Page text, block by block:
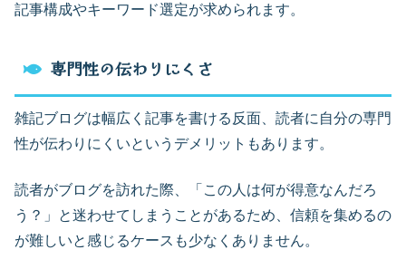
記事構成やキーワード選定が求められます。
専門性の伝わりにくさ
雑記ブログは幅広く記事を書ける反面、読者に自分の専門
性が伝わりにくいというデメリットもあります。
読者がブログを訪れた際、「この人は何が得意なんだろ
う？」と迷わせてしまうことがあるため、信頼を集めるの
が難しいと感じるケースも少なくありません。